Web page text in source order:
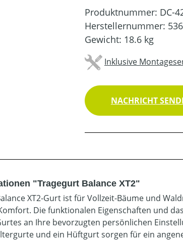
Produktnummer: DC-
Herstellernummer:
Gewicht: 18.6 kg
Inklusive
NACHRICHT
"Tragegurt Balance XT2"
XT2-Gurt ist für Vollzeit-Bäume und
Die funktionalen Eigenschaften und
an Ihre bevorzugten persönlichen
und ein Hüftgurt sorgen für ein